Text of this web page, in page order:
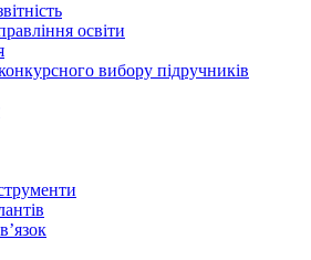
освіти
вибору підручників